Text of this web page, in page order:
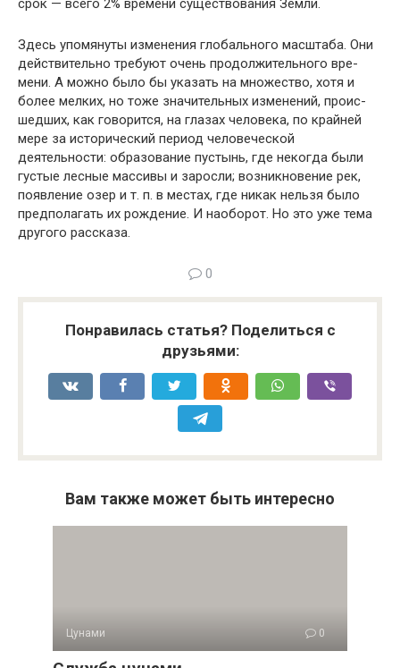
срок — всего 2% времени существования Земли.
Здесь упомянуты изменения глобального масштаба. Они
действительно требуют очень продолжительного вре­
мени. А можно было бы указать на множество, хотя и
более мелких, но тоже значительных изменений, проис­
шедших, как говорится, на глазах человека, по крайней
мере за исторический период человеческой
деятельности: образование пустынь, где некогда были
густые лесные массивы и заросли; возникновение рек,
появление озер и т. п. в местах, где никак нельзя было
предполагать их рождение. И наоборот. Но это уже тема
другого рассказа.
0
Понравилась статья? Поделиться с
друзьями:
Вам также может быть интересно
Цунами 0